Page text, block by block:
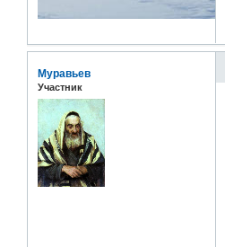
Муравьев
Участник